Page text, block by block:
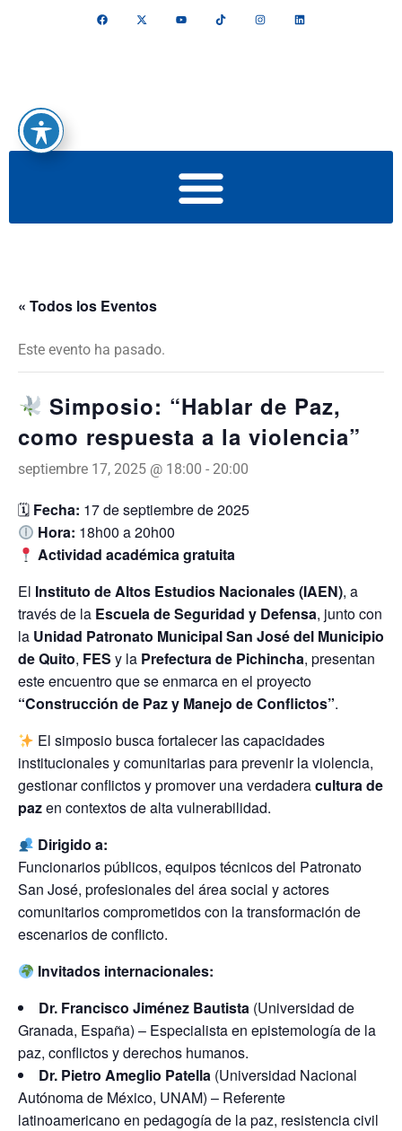
« Todos los Eventos
Este evento ha pasado.
Simposio: “Hablar de Paz,
como respuesta a la violencia”
septiembre 17, 2025 @ 18:00 - 20:00
🗓 Fecha: 17 de septiembre de 2025
Hora: 18h00 a 20h00
Actividad académica gratuita
El Instituto de Altos Estudios Nacionales (IAEN), a
través de la Escuela de Seguridad y Defensa, junto con
la Unidad Patronato Municipal San José del Municipio
de Quito, FES y la Prefectura de Pichincha, presentan
este encuentro que se enmarca en el proyecto
“Construcción de Paz y Manejo de Conflictos”.
El simposio busca fortalecer las capacidades
institucionales y comunitarias para prevenir la violencia,
gestionar conflictos y promover una verdaderacultura de
pazen contextos de alta vulnerabilidad.
Dirigido a:
Funcionarios públicos, equipos técnicos del Patronato
San José, profesionales del área social y actores
comunitarios comprometidos con la transformación de
escenarios de conflicto.
Invitados internacionales:
Dr. Francisco Jiménez Bautista (Universidad de
Granada, España) – Especialista en epistemología de la
paz, conflictos y derechos humanos.
Dr. Pietro Ameglio Patella (Universidad Nacional
Autónoma de México, UNAM) – Referente
latinoamericano en pedagogía de la paz, resistencia civil